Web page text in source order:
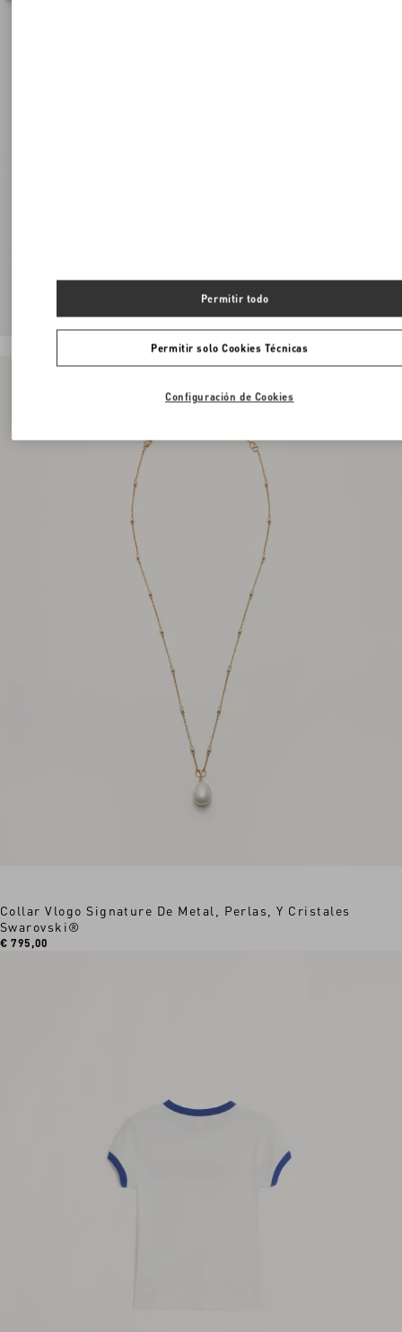
Collar Vlogo Signature De Metal, Perlas, Y Cristales
Swarovski®
€ 795,00
Permitir solo Cookies Técnicas
Permitir todo
Configuración de Cookies